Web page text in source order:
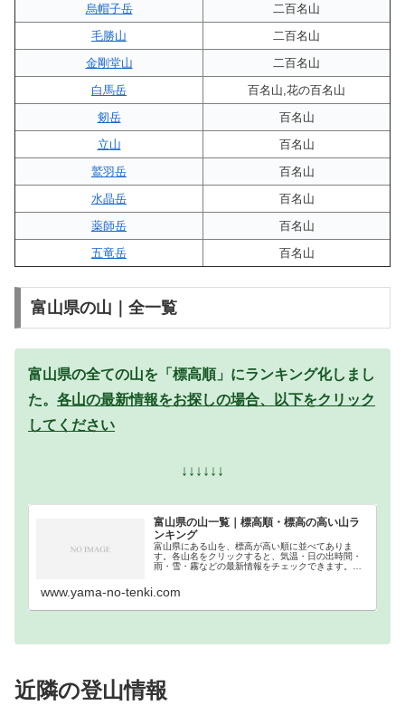
烏帽子岳
二百名山
毛勝山
二百名山
金剛堂山
二百名山
白馬岳
百名山,花の百名山
剱岳
百名山
立山
百名山
鷲羽岳
百名山
水晶岳
百名山
薬師岳
百名山
五竜岳
百名山
富山県の山｜全一覧
富山県の全ての山を「標高順」にランキング化しまし
た。 各山の最新情報をお探しの場合、以下をクリック
してください
↓↓↓↓↓↓
富山県の山一覧｜標高順・標高の高い山ラ
ンキング
富山県にある山を、標高が高い順に並べてありま
す。各山名をクリックすると、気温・日の出時間・
雨・雪・霧などの最新情報をチェックできます。富
www.yama-no-tenki.com
近隣の登山情報